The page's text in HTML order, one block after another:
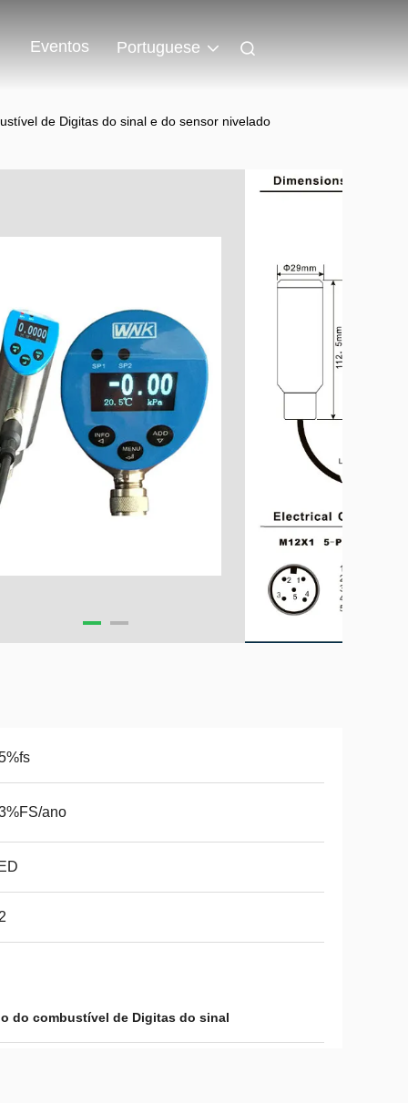
Eventos Portuguese
de Digitas do sinal e do sensor nivelado
ano
do combustível de Digitas do sinal